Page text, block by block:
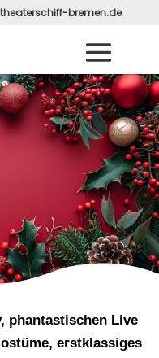
bremen.de
phantastischen Live
erstklassiges